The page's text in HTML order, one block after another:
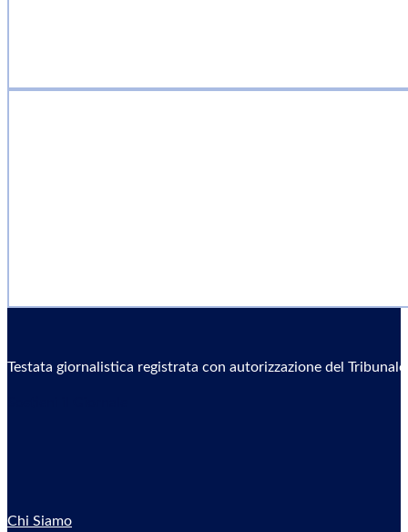
Testata giornalistica registrata con autorizzazione del
Chi Siamo